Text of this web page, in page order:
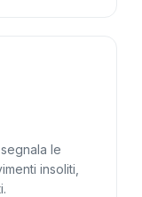
le
insoliti,